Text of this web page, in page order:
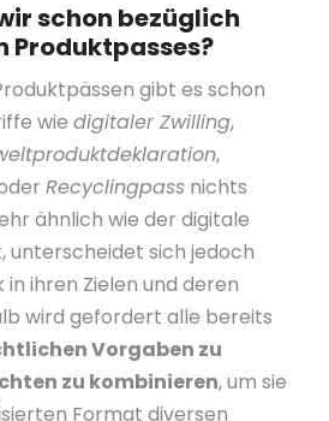
schon bezüglich
Produktpasses?
gibt es schon
wie digitaler Zwilling,
,
Recyclingpass nichts
ähnlich wie der digitale
unterscheidet sich jedoch
in ihren Zielen und deren
wird gefordert alle bereits
Vorgaben zu
zu kombinieren, um sie
Format diversen